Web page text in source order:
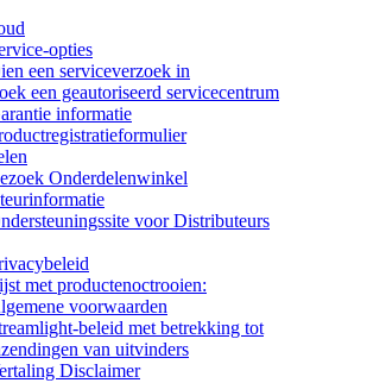
opties
een serviceverzoek in
een geautoriseerd servicecentrum
informatie
Onderdelenwinkel
voor Distributeurs
met productenoctrooien:
voorwaarden
beleid met betrekking tot
van uitvinders
Disclaimer